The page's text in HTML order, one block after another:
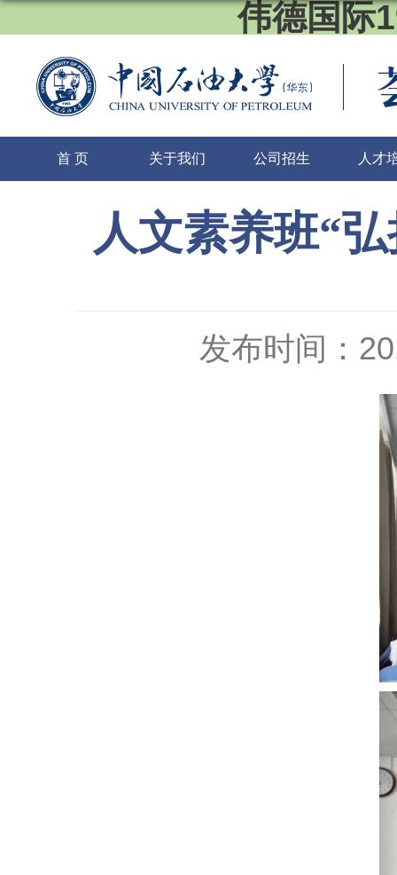
伟德国际
首 页 关于我们 公司招生 人才
人文素养班“
发布时间：